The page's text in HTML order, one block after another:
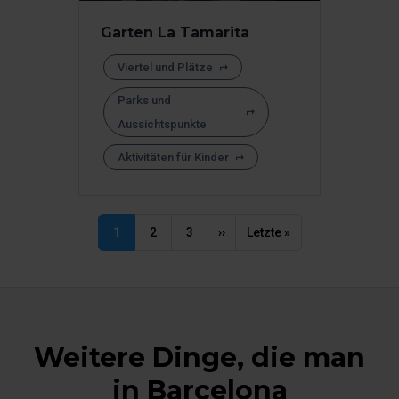
Garten La Tamarita
Viertel und Plätze
Parks und
Aussichtspunkte
Aktivitäten für Kinder
Seitennummerierung
Seite
1 Seite
2 Seite
3
Next
››
Last
Letzte »
Weitere Dinge, die man
in Barcelona